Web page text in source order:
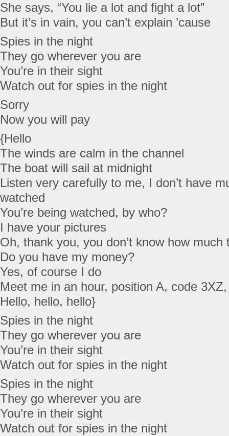
She says, “You lie a lot and fight a lot”
But it’s in vain, you can’t explain ’cause
Spies in the night
They go wherever you are
You’re in their sight
Watch out for spies in the night
Sorry
Now you will pay
{Hello
The winds are calm in the channel
The boat will sail at midnight
Listen very carefully to me, I don’t have
watched
You’re being watched, by who?
I have your pictures
Oh, thank you, you don’t know how
Do you have my money?
Yes, of course I do
Meet me in an hour, position A, code 3XZ,
Hello, hello, hello}
Spies in the night
They go wherever you are
You’re in their sight
Watch out for spies in the night
Spies in the night
They go wherever you are
You’re in their sight
Watch out for spies in the night